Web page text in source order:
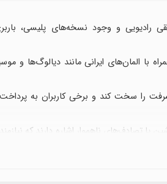
رادیویی و وجود نسخه‌های پلیسی،
با المان‌های ایرانی مانند دیالوگ‌ها و
را سخت کند و برخی کاربران به
تصادف‌های ناهموار اشاره دارند که نیازمند